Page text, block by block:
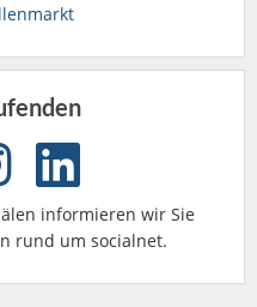
informieren wir Sie
rund um socialnet.